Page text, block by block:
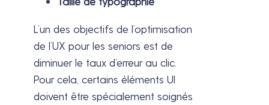
L’un des objectifs de l’optimisation
de l’UX pour les seniors est de
diminuer le taux d’erreur au clic.
Pour cela, certains éléments UI
doivent être spécialement soignés